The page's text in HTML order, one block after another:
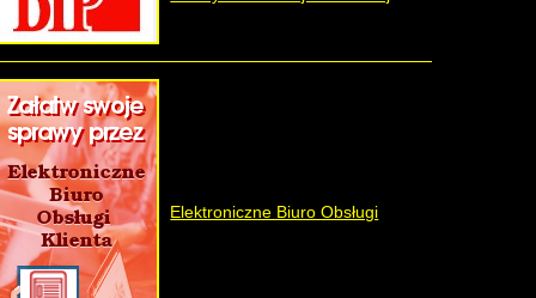
Elektroniczne Biuro Obsługi